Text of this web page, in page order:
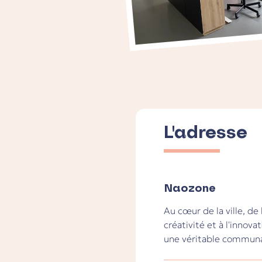
L'adresse
Naozone
Au cœur de la ville, de
créativité et à
une véritable